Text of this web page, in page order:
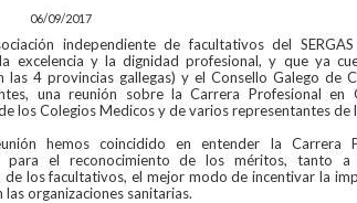
06/09/2017
independiente de facultativos del
excelencia y la dignidad profesional, y que ya
las 4 provincias gallegas) y el Consello Galego de
una reunión sobre la Carrera Profesional
los Colegios Medicos y de varios representantes de
hemos coincidido en entender la Carrera
para el reconocimiento de los méritos, tanto
de los facultativos, el mejor modo de incentivar la
las organizaciones sanitarias.